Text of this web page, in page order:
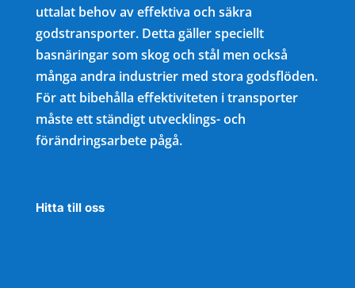
uttalat behov av effektiva och säkra
godstransporter. Detta gäller speciellt
basnäringar som skog och stål men också
många andra industrier med stora godsflöden.
För att bibehålla effektiviteten i transporter
måste ett ständigt utvecklings- och
förändringsarbete pågå.
Hitta till oss